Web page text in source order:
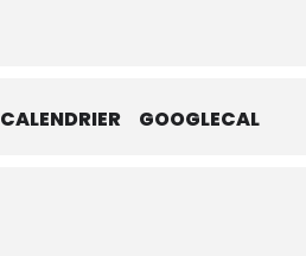
Leur objectif est de permettre à
CALENDRIER GOOGLECAL